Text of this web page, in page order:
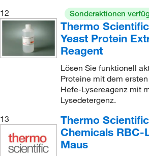
12
Sonderaktionen
Thermo
Yeast Protein
Reagent
Lösen Sie funktionell
Proteine mit dem
Hefe-Lysereagenz mit
Lysedetergenz.
13
Thermo Scientific
Chemicals RBC-
Maus